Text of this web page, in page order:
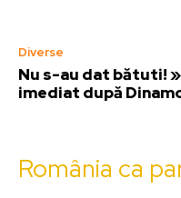
Diverse
Nu s-au dat bătuti!
imediat după
România ca